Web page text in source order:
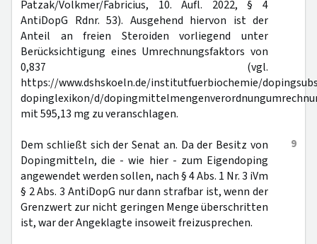
Patzak/Volkmer/Fabricius, 10. Aufl. 2022, § 4
AntiDopG Rdnr. 53). Ausgehend hiervon ist der
Anteil an freien Steroiden vorliegend unter
Berücksichtigung eines Umrechnungsfaktors von
0,837 (vgl.
https://www.dshskoeln.de/institutfuerbiochemie/
dopinglexikon/d/
mit 595,13 mg zu veranschlagen.
9
Dem schließt sich der Senat an. Da der Besitz von
Dopingmitteln, die - wie hier - zum Eigendoping
angewendet werden sollen, nach § 4 Abs. 1 Nr. 3 iVm
§ 2 Abs. 3 AntiDopG nur dann strafbar ist, wenn der
Grenzwert zur nicht geringen Menge überschritten
ist, war der Angeklagte insoweit freizusprechen.